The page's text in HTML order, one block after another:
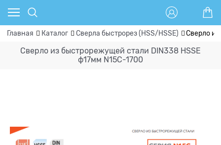
Главная Каталог Сверла быстрорез (HSS/HSSE) Сверло
Сверло из быстрорежущей стали DIN338 HSSE
ф17мм N15C-1700